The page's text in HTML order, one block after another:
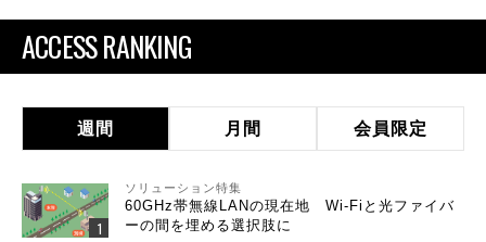
ACCESS RANKING
週間 月間 会員限定
ソリューション特集
60GHz帯無線LANの現在地 Wi-Fiと光ファイバ
ーの間を埋める選択肢に